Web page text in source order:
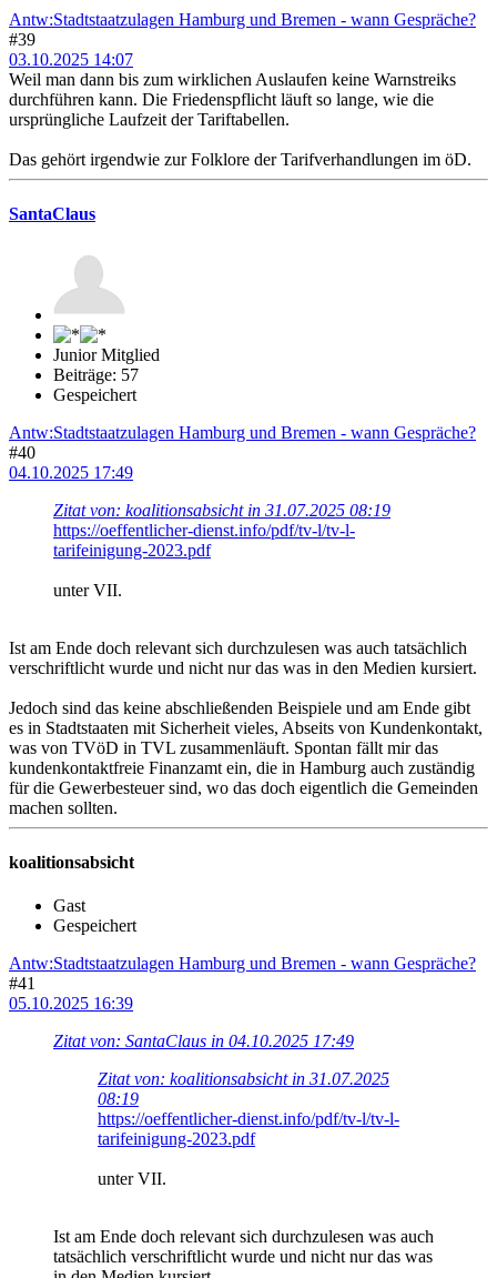
Antw:Stadtstaatzulagen Hamburg und Bremen - wann Gespräche?
#39
03.10.2025 14:07
Weil man dann bis zum wirklichen Auslaufen keine Warnstreiks
durchführen kann. Die Friedenspflicht läuft so lange, wie die
ursprüngliche Laufzeit der Tariftabellen.
Das gehört irgendwie zur Folklore der Tarifverhandlungen im öD.
SantaClaus
Junior Mitglied
Beiträge: 57
Gespeichert
Antw:Stadtstaatzulagen Hamburg und Bremen - wann Gespräche?
#40
04.10.2025 17:49
Zitat von: koalitionsabsicht in 31.07.2025 08:19
https://oeffentlicher-dienst.info/pdf/tv-l/tv-l-
tarifeinigung-2023.pdf
unter VII.
Ist am Ende doch relevant sich durchzulesen was auch tatsächlich
verschriftlicht wurde und nicht nur das was in den Medien kursiert.
Jedoch sind das keine abschließenden Beispiele und am Ende gibt
es in Stadtstaaten mit Sicherheit vieles, Abseits von Kundenkontakt,
was von TVöD in TVL zusammenläuft. Spontan fällt mir das
kundenkontaktfreie Finanzamt ein, die in Hamburg auch zuständig
für die Gewerbesteuer sind, wo das doch eigentlich die Gemeinden
machen sollten.
koalitionsabsicht
Gast
Gespeichert
Antw:Stadtstaatzulagen Hamburg und Bremen - wann Gespräche?
#41
05.10.2025 16:39
Zitat von: SantaClaus in 04.10.2025 17:49
Zitat von: koalitionsabsicht in 31.07.2025
08:19
https://oeffentlicher-dienst.info/pdf/tv-l/tv-l-
tarifeinigung-2023.pdf
unter VII.
Ist am Ende doch relevant sich durchzulesen was auch
tatsächlich verschriftlicht wurde und nicht nur das was